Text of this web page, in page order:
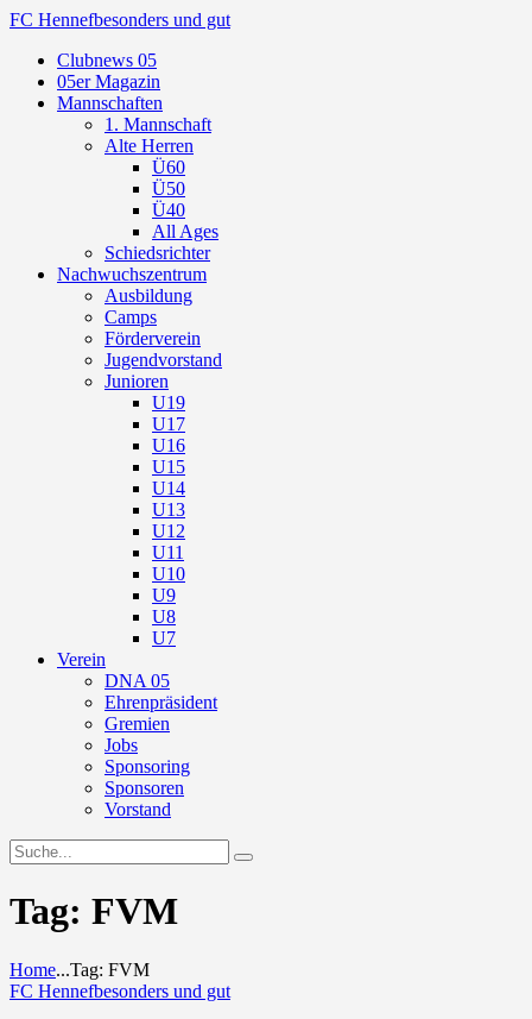
FC Hennefbesonders und gut
Clubnews 05
05er Magazin
Mannschaften
1. Mannschaft
Alte Herren
Ü60
Ü50
Ü40
All Ages
Schiedsrichter
Nachwuchszentrum
Ausbildung
Camps
Förderverein
Jugendvorstand
Junioren
U19
U17
U16
U15
U14
U13
U12
U11
U10
U9
U8
U7
Verein
DNA 05
Ehrenpräsident
Gremien
Jobs
Sponsoring
Sponsoren
Vorstand
Tag: FVM
Home...Tag: FVM
FC Hennefbesonders und gut